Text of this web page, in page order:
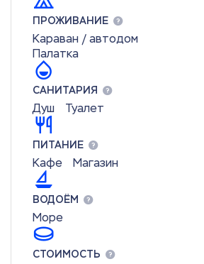
ПРОЖИВАНИЕ
Караван / автодом
Палатка
САНИТАРИЯ
Душ Туалет
ПИТАНИЕ
Кафе Магазин
ВОДОЁМ
Море
СТОИМОСТЬ